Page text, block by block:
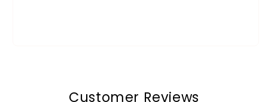
Customer Reviews